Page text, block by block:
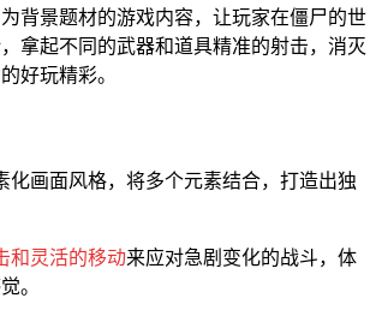
背景题材的游戏内容，让玩家在僵尸的世
拿起不同的武器和道具精准的射击，消灭
好玩精彩。
化画面风格，将多个元素结合，打造出独
和灵活的移动来应对急剧变化的战斗，体
。